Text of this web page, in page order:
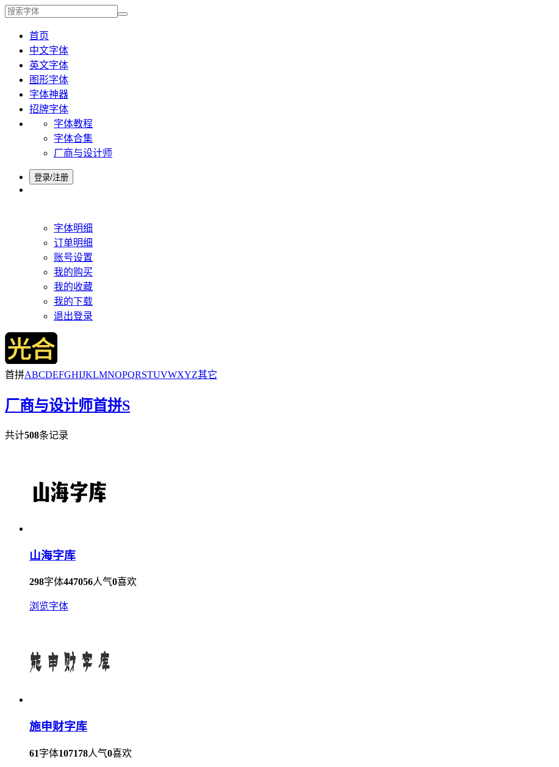
首页
中文字体
英文字体
图形字体
字体神器
招牌字体
字体教程
字体合集
厂商与设计师
登录/注册
字体明细
订单明细
账号设置
我的购买
我的收藏
我的下载
退出登录
首拼ABCDEFGHIJKLMNOPQRSTUVWXYZ其它
厂商与设计师首拼S
共计508条记录
山海字库
298字体447056人气0喜欢
浏览字体
施申财字库
61字体107178人气0喜欢